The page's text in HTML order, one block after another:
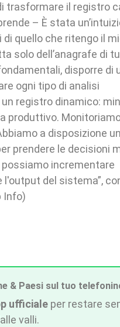
trasformare il registro
– È stata
quello che ritengo il
solo dell’anagrafe di
disporre di
ogni tipo di analisi
registro dinamico:
produttivo.
a disposizione
prendere le decisioni
incrementare
del sistema”,
Info)
& Paesi sul tuo
ufficiale per restare
valli.